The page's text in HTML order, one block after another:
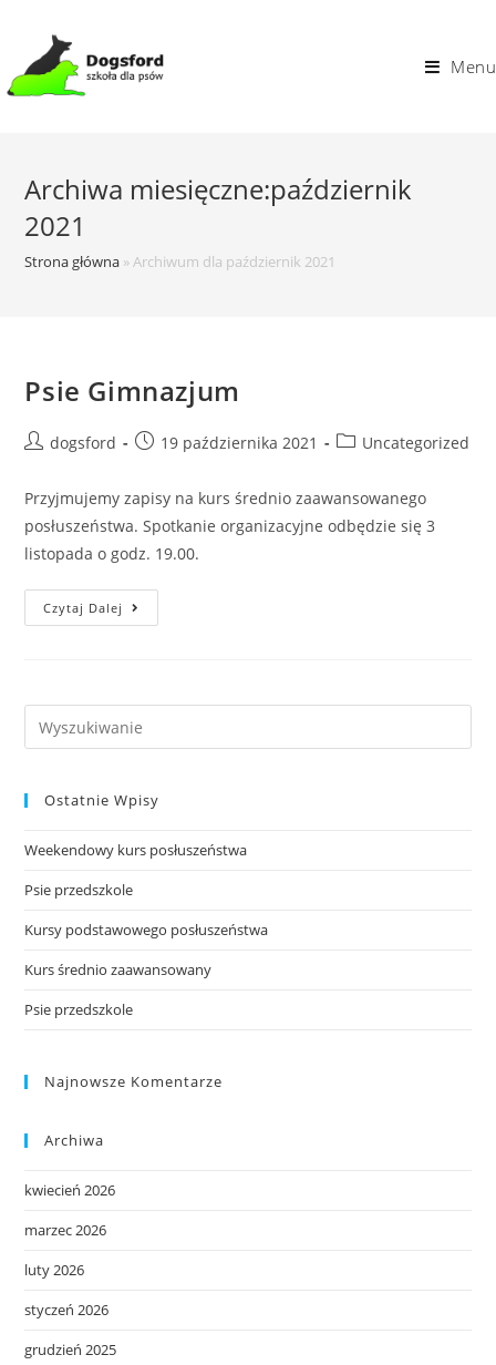
content
Menu
Archiwa miesięczne:październik
2021
Strona główna »Archiwum dla październik 2021
Psie Gimnazjum
Postdogsford
Post19 października 2021
PostUncategorized
Przyjmujemy zapisy na kurs średnio zaawansowanego
posłuszeństwa. Spotkanie organizacyjne odbędzie się 3
listopada o godz. 19.00.
Czytaj Dalej Psie
Gimnazjum
Search
this
Ostatnie Wpisy
Weekendowy kurs posłuszeństwa
Psie przedszkole
Kursy podstawowego posłuszeństwa
Kurs średnio zaawansowany
Psie przedszkole
Najnowsze Komentarze
Archiwa
kwiecień 2026
marzec 2026
luty 2026
styczeń 2026
grudzień 2025